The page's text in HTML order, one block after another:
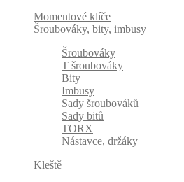
Momentové klíče
Šroubováky, bity, imbusy
Šroubováky
T šroubováky
Bity
Imbusy
Sady šroubováků
Sady bitů
TORX
Nástavce, držáky
Kleště